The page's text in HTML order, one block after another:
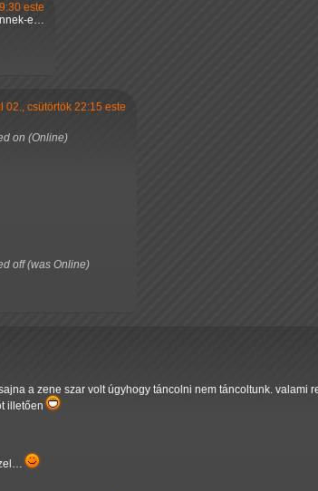
este
e…
02., csütörtök 22:15 este
on (Online)
off (was Online)
a zene szar volt úgyhogy táncolni nem táncoltunk. valami
illetően